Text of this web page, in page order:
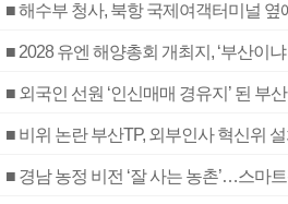
■ 해수부 청사, 북항 국제여객터미널 옆
■ 2028 유엔 해양총회 개최지, ‘부산이
■ 외국인 선원 ‘인신매매 경유지’ 된 부
■ 비위 논란 부산TP, 외부인사 혁신위 설
■ 경남 농정 비전 ‘잘 사는 농촌’…스마